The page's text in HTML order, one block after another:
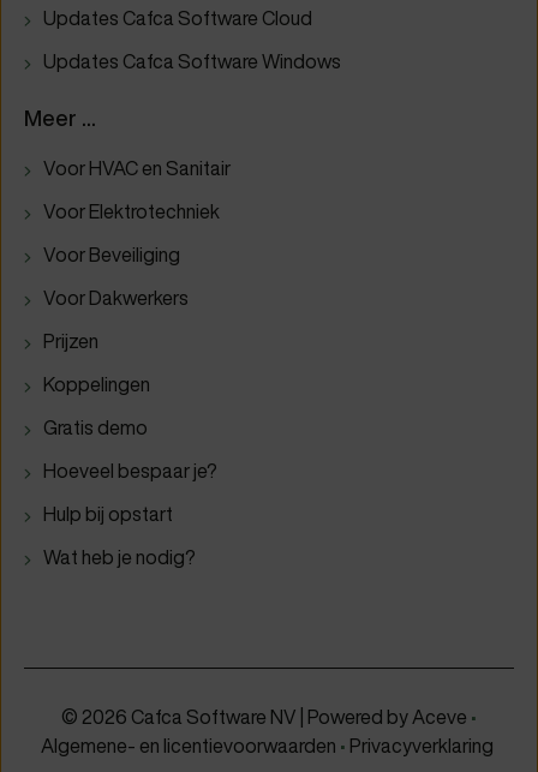
Updates Cafca Software Cloud
Updates Cafca Software Windows
Meer ...
Voor HVAC en Sanitair
Voor Elektrotechniek
Voor Beveiliging
Voor Dakwerkers
Prijzen
Koppelingen
Gratis demo
Hoeveel bespaar je?
Hulp bij opstart
Wat heb je nodig?
© 2026 Cafca Software NV | Powered byAceve •
Algemene- en licentievoorwaarden • Privacyverklaring